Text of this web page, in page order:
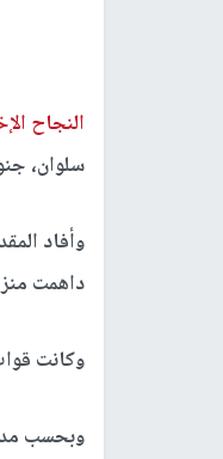
النجاح
سلوان،
داهمت
وكانت قوات
وبحسب